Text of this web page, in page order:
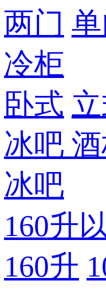
两门
冷柜
卧式
冰吧
冰吧
160升
160升